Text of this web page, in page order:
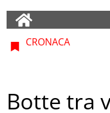
CRONACA
Botte tra